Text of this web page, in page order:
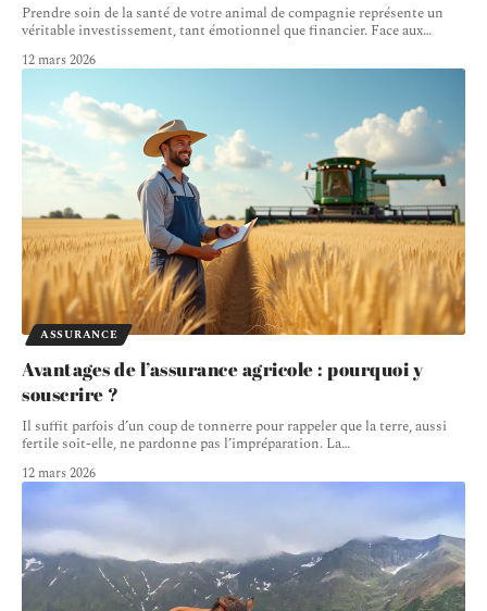
Prendre soin de la santé de votre animal de compagnie représente un
véritable investissement, tant émotionnel que financier. Face aux…
12 mars 2026
ASSURANCE
Avantages de l’assurance agricole : pourquoi y
souscrire ?
Il suffit parfois d’un coup de tonnerre pour rappeler que la terre, aussi
fertile soit-elle, ne pardonne pas l’impréparation. La…
12 mars 2026